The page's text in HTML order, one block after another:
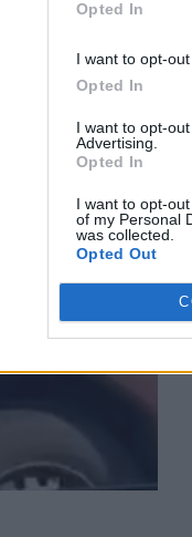
Opted In
I want to opt-
Opted In
I want to opt-
Advertising.
Opted In
I want to opt-
of my Personal
was collected.
Opted Out